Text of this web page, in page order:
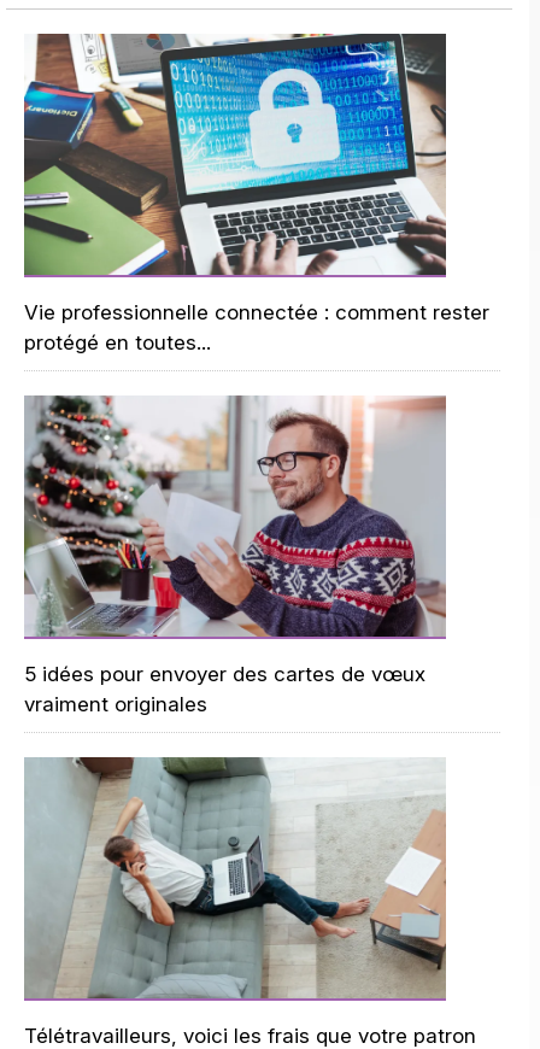
Vie professionnelle connectée : comment rester
protégé en toutes...
5 idées pour envoyer des cartes de vœux
vraiment originales
Télétravailleurs, voici les frais que votre patron